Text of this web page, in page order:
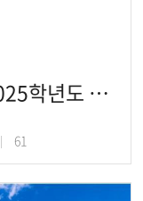
대학일자리플러스센터, 2025학년도 청년고용정책 골든벨 개최
61